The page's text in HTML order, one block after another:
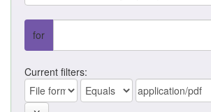
for
Current filters: